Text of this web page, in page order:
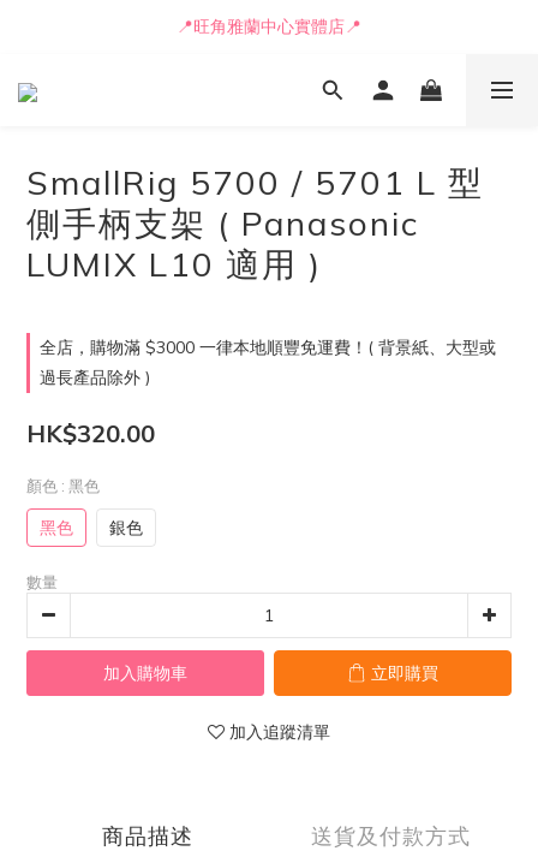
📒🖋️報價單 / 採購表格🖋️📒
📍旺角雅蘭中心實體店📍
🚛最快可即日安排貨車送到💨
SmallRig 5700 / 5701 L 型
側手柄支架 ( Panasonic
LUMIX L10 適用 )
全店，購物滿 $3000 一律本地順豐免運費！( 背景紙、大型或
過長產品除外 )
HK$320.00
顏色 : 黑色
黑色 銀色
數量
加入購物車 立即購買
加入追蹤清單
商品描述 送貨及付款方式